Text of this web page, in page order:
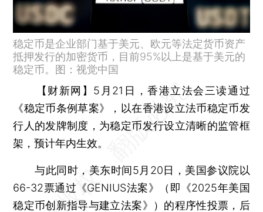
稳定币是企业部门基于美元、欧元等法定货币资产
抵押发行的加密货币，目前95%以上是基于美元的
稳定币。图：视觉中国
【财新网】 5月21日，香港立法会三读通过
《稳定币条例草案》，以在香港设立法币稳定币发
行人的发牌制度，为稳定币发行设立清晰的监管框
架，预计年内生效。
与此同时，美东时间5月20日，美国参议院以
66-32票通过《GENIUS法案》（即《2025年美国
稳定币创新指导与建立法案》）的程序性投票，后